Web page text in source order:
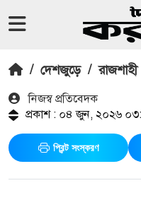
/ দেশজুড়ে / রাজশাহী
নিজস্ব প্রতিবেদক
প্রকাশ : ০৪ জুন, ২০২৬
প্রিন্ট সংস্করণ